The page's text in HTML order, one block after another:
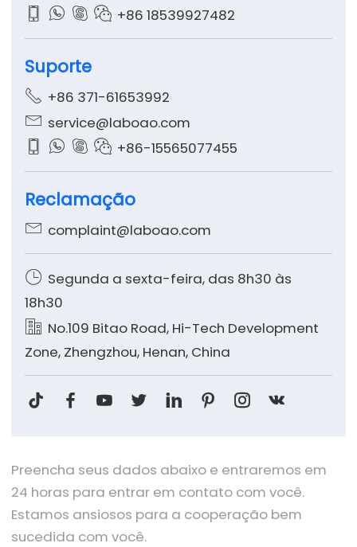
    +86 18539927482
Suporte
 +86 371-61653992
 service@laboao.com
    +86-15565077455
Reclamação
 complaint@laboao.com
 Segunda a sexta-feira, das 8h30 às
18h30
 No.109 Bitao Road, Hi-Tech Development
Zone, Zhengzhou, Henan, China
       
Preencha seus dados abaixo e entraremos em
24 horas para entrar em contato com você.
Estamos ansiosos para a cooperação bem
sucedida com você.